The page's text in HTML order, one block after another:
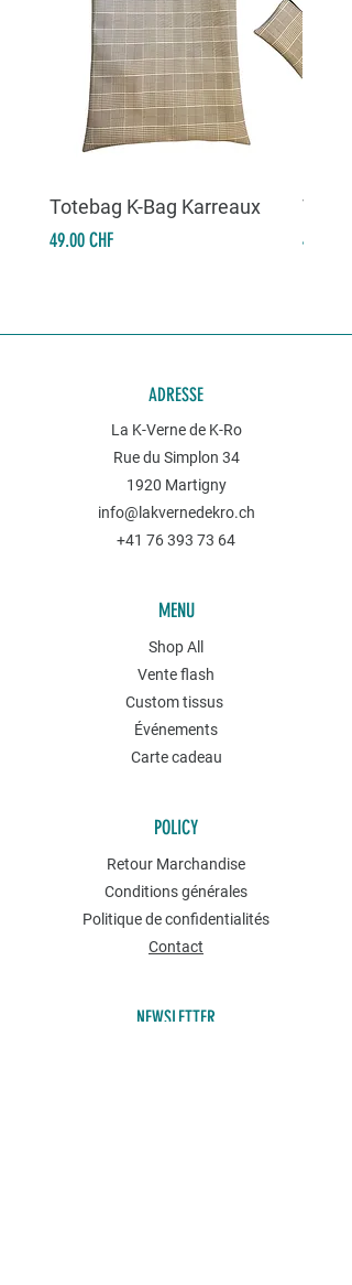
Totebag K-Bag Karreaux
Prix
49.00 CHF Prix
49.00
ADRESSE
La K-Verne de K-Ro
Rue du Simplon 34
1920 Martigny
info@lakvernedekro.ch
+41 76 393 73 64
MENU
Shop All
Vente flash
Custom tissus
Événements
Carte cadeau
POLICY
Retour Marchandise
Conditions générales
Politique de confidentialités
Contact
NEWSLETTER